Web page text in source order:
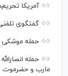
آمریکا
گفتگوی
حمله موشکی
حمله
مارب و حضرموت